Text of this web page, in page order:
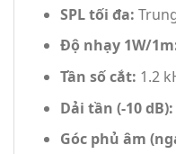
SPL tối đa:
Độ nhạy 1W/
Tần số cắt: 1.2
Dải tần (-10 dB):
Góc phủ âm